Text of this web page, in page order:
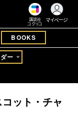
講談社
コクリコ
マイページ
BOOKS
ー
ット・チャ